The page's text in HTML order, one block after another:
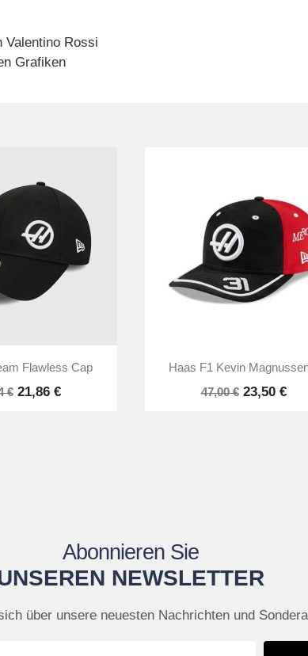
Valentino Rossi
Grafiken
Flawless Cap
€ 21,86 €
Vorschau
Haas F1 Kevin
47,00 € 23,50 €
Abonnieren Sie
NEWSLETTER
über unsere neuesten Nachrichten und